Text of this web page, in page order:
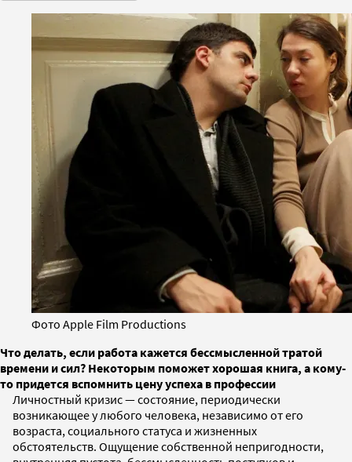
Фото Apple Film Productions
Что делать, если работа кажется бессмысленной тратой
времени и сил? Некоторым поможет хорошая книга, а кому-
то придется вспомнить цену успеха в профессии
Личностный кризис — состояние, периодически
возникающее у любого человека, независимо от его
возраста, социального статуса и жизненных
обстоятельств. Ощущение собственной непригодности,